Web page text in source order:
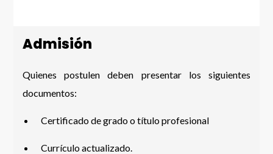
Admisión
Quienes postulen deben presentar los siguientes
documentos:
Certificado de grado o título profesional
Currículo actualizado.